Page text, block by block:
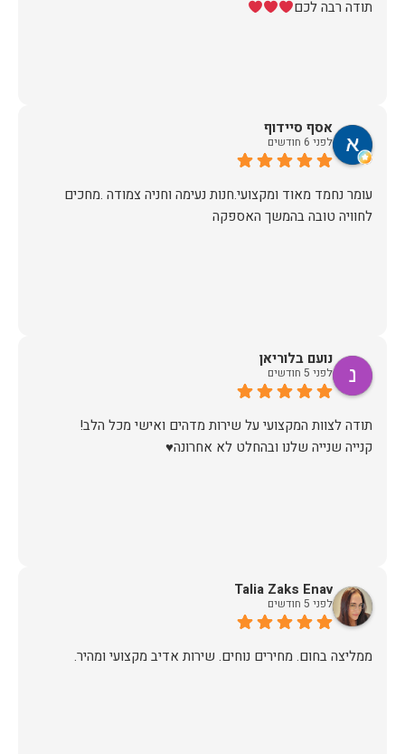
תודה רבה לכם
אסף סיידוף
לפני 6 חודשים
עומר נחמד מאוד ומקצועי.חנות נעימה וחניה צמודה .מחכים
לחוויה טובה בהמשך האספקה
נועם בלוריאן
לפני 5 חודשים
קנייה שנייה שלנו ובהחלט לא אחרונה♥️
Talia Zaks Enav
לפני 5 חודשים
ממליצה בחום. מחירים נוחים. שירות אדיב מקצועי ומהיר.